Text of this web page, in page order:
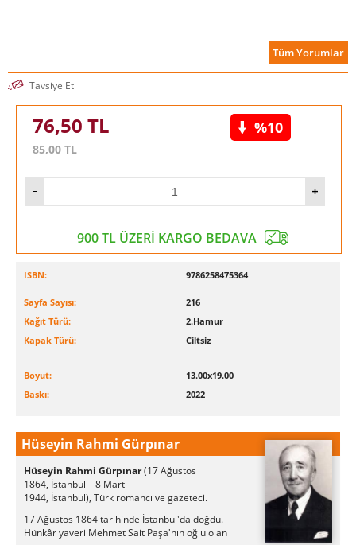
Tüm Yorumlar
Tavsiye Et
76,50 TL
85,00TL
%10
900 TL ÜZERİ KARGO BEDAVA
ISBN: 9786258475364
Sayfa Sayısı:
216
Kağıt Türü:
2.Hamur
Kapak Türü:
Ciltsiz
Boyut:
13.00x19.00
Baskı:
2022
Hüseyin Rahmi Gürpınar
Hüseyin Rahmi Gürpınar(17 Ağustos
1864, İstanbul – 8 Mart
1944, İstanbul), Türk romancı ve gazeteci.
17 Ağustos 1864 tarihinde İstanbul'da doğdu.
Hünkâr yaveri Mehmet Sait Paşa'nın oğlu olan